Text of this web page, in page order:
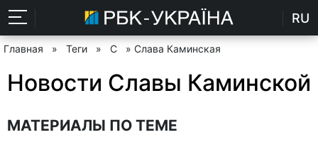
RU
Главная » Теги » С » Слава Каминская
Новости Славы Каминской
МАТЕРИАЛЫ ПО ТЕМЕ